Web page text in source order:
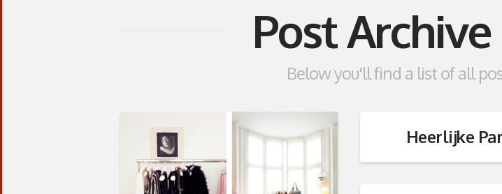
Post
Below you'll find a list of all
Heerlijke